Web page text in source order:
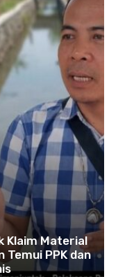
Klaim Material
Temui PPK dan